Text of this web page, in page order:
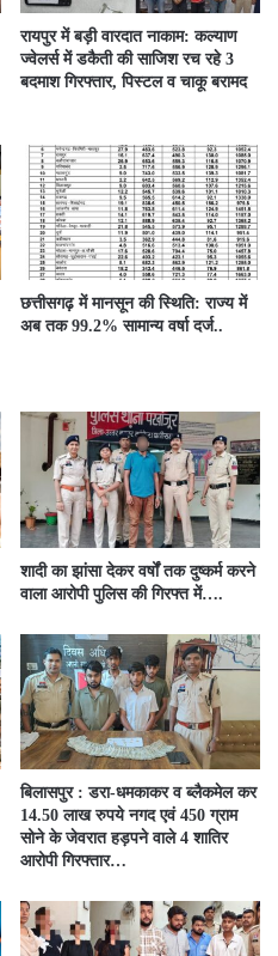
रायपुर में बड़ी वारदात नाकाम: कल्याण
ज्वेलर्स में डकैती की साजिश रच रहे 3
बदमाश गिरफ्तार, पिस्टल व चाकू बरामद
छत्तीसगढ़ में मानसून की स्थिति: राज्य में
अब तक 99.2% सामान्य वर्षा दर्ज..
शादी का झांसा देकर वर्षों तक दुष्कर्म करने
वाला आरोपी पुलिस की गिरफ्त में….
बिलासपुर : डरा-धमकाकर व ब्लैकमेल कर
14.50 लाख रुपये नगद एवं 450 ग्राम
सोने के जेवरात हड़पने वाले 4 शातिर
आरोपी गिरफ्तार…